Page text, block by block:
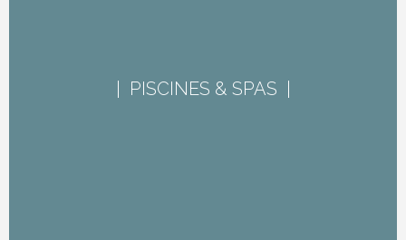
| PISCINES & SPAS |